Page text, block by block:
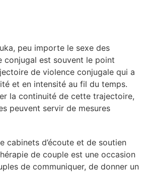
peu importe le sexe des
conjugal est souvent le point
de violence conjugale qui a
et en intensité au fil du temps.
la continuité de cette trajectoire,
peuvent servir de mesures
cabinets d’écoute et de soutien
de couple est une occasion
de communiquer, de donner un